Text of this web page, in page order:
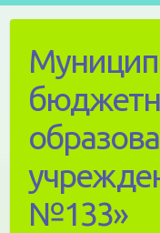
content
№133»